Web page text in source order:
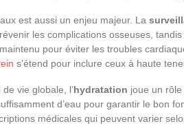
est aussi un enjeu majeur. La
les complications osseuses,
pour éviter les troubles
s’étend pour inclure ceux à haute
vie globale, l’hydratation joue un
d’eau pour garantir le bon
médicales qui peuvent varier